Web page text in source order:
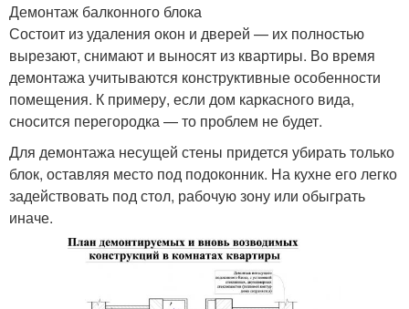
Демонтаж балконного блока
Состоит из удаления окон и дверей — их полностью
вырезают, снимают и выносят из квартиры. Во время
демонтажа учитываются конструктивные особенности
помещения. К примеру, если дом каркасного вида,
сносится перегородка — то проблем не будет.
Для демонтажа несущей стены придется убирать только
блок, оставляя место под подоконник. На кухне его легко
задействовать под стол, рабочую зону или обыграть
иначе.